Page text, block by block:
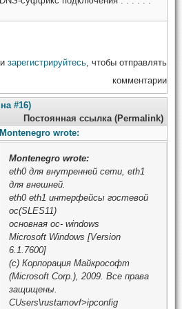
зарегистрируйтесь , чтобы отправлять
комментарии
#16)
Постоянная ссылка (Permalink)
Montenegro wrote:
Montenegro wrote:
eth0 для внутренней сети, eth1
для внешней.
eth0 eth1 интерфейсы гостевой
ос(SLES11)
основная ос- windows
Microsoft Windows [Version
6.1.7600]
(c) Корпорация Майкрософт
(Microsoft Corp.), 2009. Все права
защищены.
CUsers\rustamovf>ipconfig